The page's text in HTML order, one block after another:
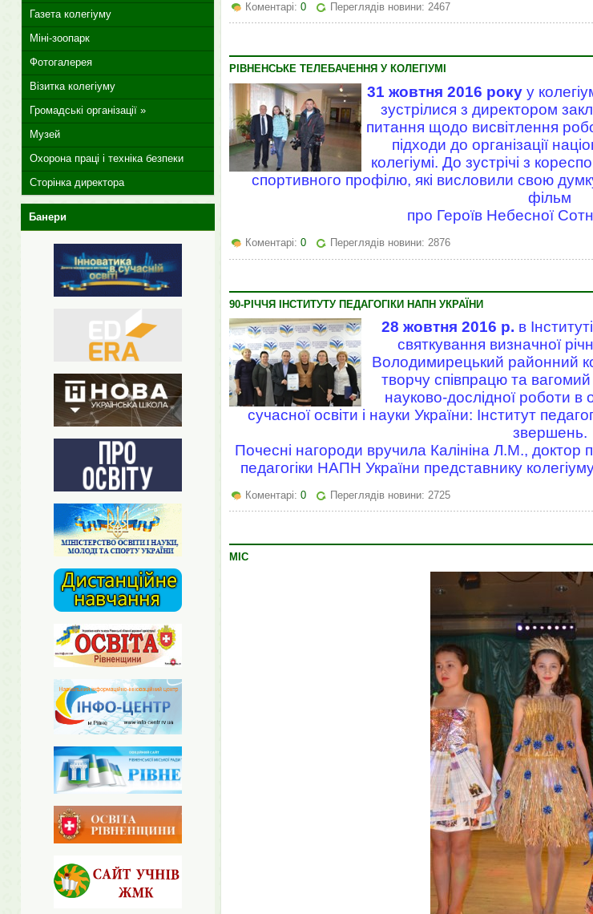
Коментарі: 0 Переглядів новини: 2467
РІВНЕНСЬКЕ ТЕЛЕБАЧЕННЯ У КОЛЕГІУМІ
31 жовтня 2016 року у
зустрілися з директором
питання щодо висвітлення
підходи до організації
колегіумі. До зустрічі з
спортивного профілю, які висловили свою
фільм
про Героїв Небесної
Коментарі: 0 Переглядів новини: 2876
90-РІЧЧЯ ІНСТИТУТУ ПЕДАГОГІКИ НАПН УКРАЇНИ
28 жовтня 2016 р. в
святкування визначної
Володимирецький районний
творчу співпрацю та
науково-дослідної роботи в
сучасної освіти і науки України: Інститут
звершень.
Почесні нагороди вручила Калініна Л.М., доктор
педагогіки НАПН України представнику
Коментарі: 0 Переглядів новини: 2725
МІС
Газета колегіуму
Міні-зоопарк
Фотогалерея
Візитка колегіуму
Громадські організації »
Музей
Охорона праці і техніка безпеки
Сторінка директора
Банери